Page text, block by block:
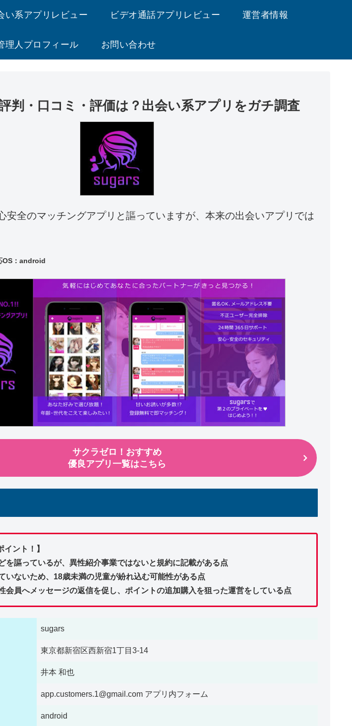
い系アプリレビュー ビデオ通話アプリレビュー 運営者情報
理人プロフィール お問い合わせ
判・口コミ・評価は？出会い系アプリをガチ調査
安全のマッチングアプリと謳っていますが、本来の出会いアプリでは
OS：android
サクラゼロ！おすすめ
優良アプリ一覧はこちら
イント！】
を謳っているが、異性紹介事業ではないと規約に記載がある点
いないため、18歳未満の児童が紛れ込む可能性がある点
会員へメッセージの返信を促し、ポイントの追加購入を狙った運営をしている点
sugars
東京都新宿区西新宿1丁目3-14
井本 和也
app.customers.1@gmail.com アプリ内フォーム
android